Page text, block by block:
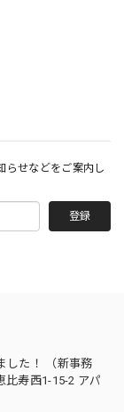
らせなどをご案内し
登録
した！ （新事務
比寿西1-15-2 アパ